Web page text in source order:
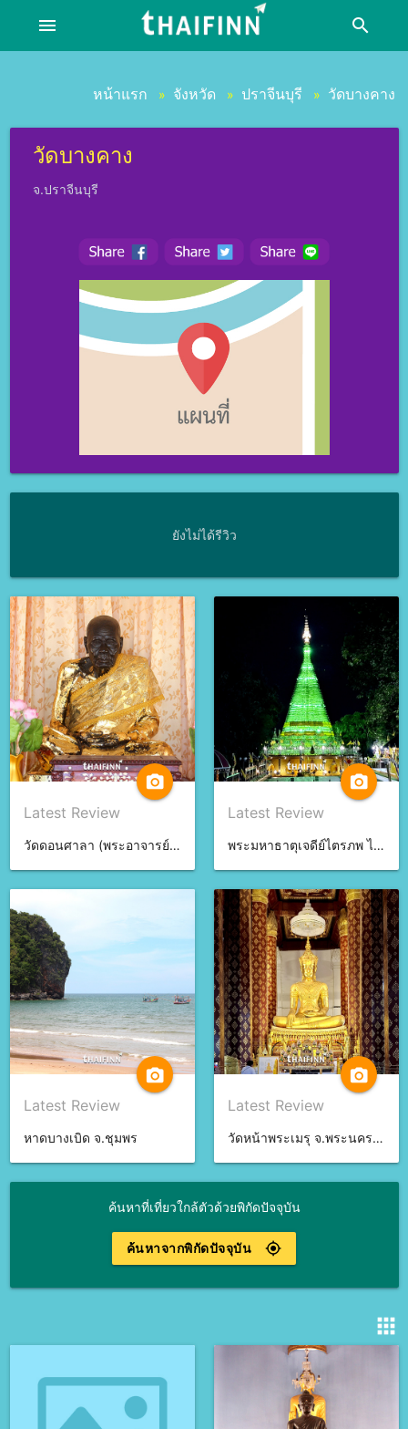
menu search
หน้าแรก » จังหวัด » ปราจีนบุรี » วัดบางคาง
วัดบางคาง
จ.ปราจีนบุรี
ยังไม่ได้รีวิว
camera_alt
Latest Review
วัดดอนศาลา (พระอาจารย์นำ) จ.พัทลุง
camera_alt
Latest Review
พระมหาธาตุเจดีย์ไตรภพ ไตรมงคล จ.สงขลา
camera_alt
Latest Review
หาดบางเบิด จ.ชุมพร
camera_alt
Latest Review
วัดหน้าพระเมรุ จ.พระนครศรีอยุธยา
ค้นหาที่เที่ยวใกล้ตัวด้วยพิกัดปัจจุบัน
gps_fixed
ค้นหาจากพิกัดปัจจุบัน
apps